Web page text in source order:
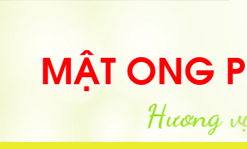
MẬT ONG